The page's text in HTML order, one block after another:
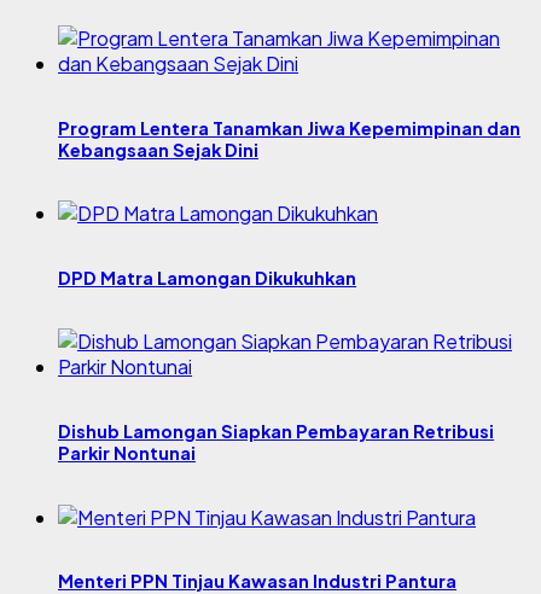
Program Lentera Tanamkan Jiwa Kepemimpinan dan
Kebangsaan Sejak Dini
DPD Matra Lamongan Dikukuhkan
Dishub Lamongan Siapkan Pembayaran Retribusi
Parkir Nontunai
Menteri PPN Tinjau Kawasan Industri Pantura